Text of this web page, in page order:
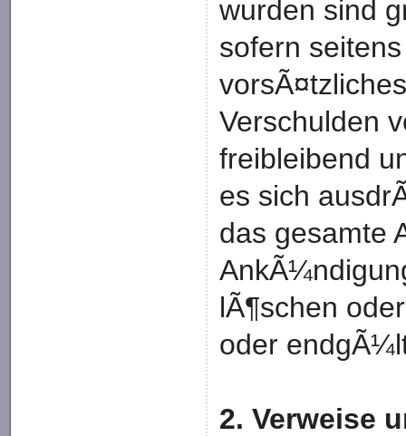
wurden sind
sofern
Verschulden
freibleibend
es sich
das gesamte
lÃ¶schen
oder
2. Verweise